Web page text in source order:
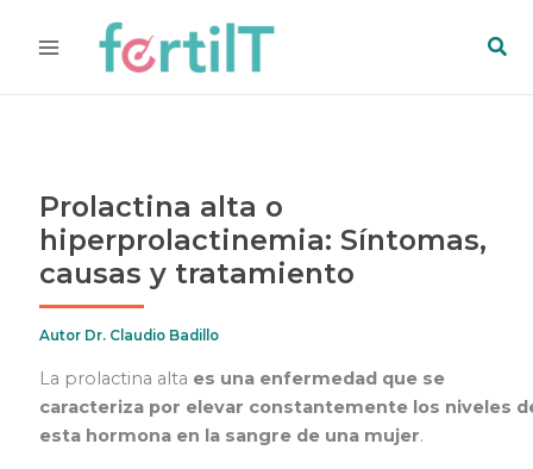
Prolactina alta o
hiperprolactinemia: Síntomas,
causas y tratamiento
Autor Dr. Claudio Badillo
La prolactina alta es una enfermedad que se
caracteriza por elevar constantemente los niveles
esta hormona en la sangre de una mujer.